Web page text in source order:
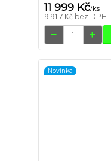
11 999 Kč/ks
9 917 Kč bez DPH
Novinka